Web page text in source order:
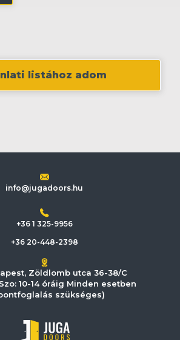
listához adom
info@jugadoors.hu
+36 1 325-9956
+36 20-448-2398
Zöldlomb utca 36-38/C
Szo: 10-14 óráig Minden esetben
szükséges)